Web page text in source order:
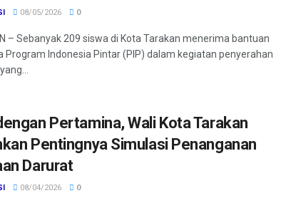
08/05/2026 0
– Sebanyak 209 siswa di Kota Tarakan menerima bantuan
Program Indonesia Pintar (PIP) dalam kegiatan penyerahan
Pertamina, Wali Kota Tarakan
Pentingnya Simulasi Penanganan
Darurat
08/04/2026 0